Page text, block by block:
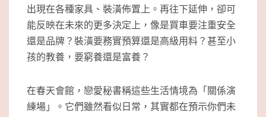
出現在各種家具、裝潢佈置上。再往下延伸，卻可
能反映在未來的更多決定上，像是買車要注重安全
還是品牌？裝潢要務實預算還是高級用料？甚至小
孩的教養，要窮養還是富養？
在春天會館，戀愛秘書稱這些生活情境為「關係演
練場」。它們雖然看似日常，其實都在預示你們未